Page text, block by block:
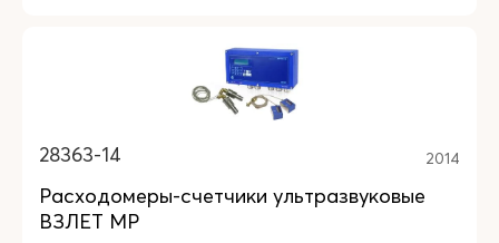
28363-14 2014
Расходомеры-счетчики ультразвуковые
ВЗЛЕТ МР